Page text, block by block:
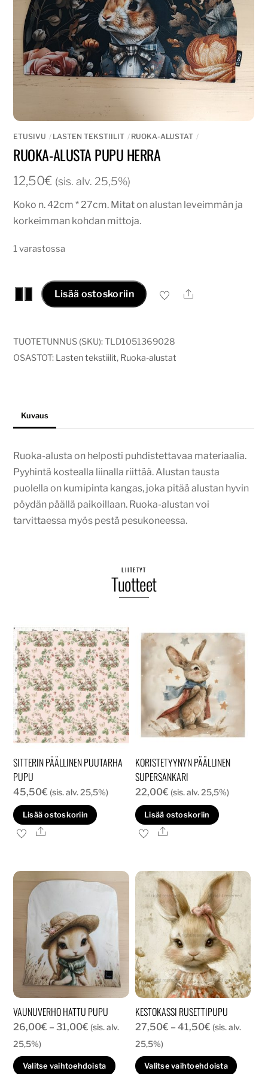
ETUSIVU LASTEN TEKSTIILIT RUOKA-ALUSTAT
RUOKA-ALUSTA PUPU HERRA
12,50€ (sis. alv. 25,5%)
Koko n. 42cm * 27cm. Mitat on alustan leveimmän ja
korkeimman kohdan mittoja.
1 varastossa
Ruoka-
alusta
herra
määrä
Lisää ostoskoriin Ale
TUOTETUNNUS (SKU):TLD1051369028
OSASTOT: Lasten tekstiilit, Ruoka-alustat
Kuvaus
Ruoka-alusta on helposti puhdistettavaa materiaalia.
Pyyhintä kostealla liinalla riittää. Alustan tausta
puolella on kumipinta kangas, joka pitää alustan hyvin
pöydän päällä paikoillaan. Ruoka-alustan voi
tarvittaessa myös pestä pesukoneessa.
LIITETYT
Tuotteet
SITTERIN PÄÄLLINEN PUUTARHA
PUPU
45,50€ (sis. alv. 25,5%)
Lisää ostoskoriin
Ale
KORISTETYYNYN PÄÄLLINEN
SUPERSANKARI
22,00€ (sis. alv. 25,5%)
Lisää ostoskoriin
Ale
VAUNUVERHO HATTU PUPU
26,00€ – 31,00€ Hintaluokka:
-
(sis. alv.
25,5%)
Valitse vaihtoehdoista
Tällä
KESTOKASSI RUSETTIPUPU
27,50€ – 41,50€Hintaluokka:
-
(sis. alv.
25,5%)
Valitse vaihtoehdoista